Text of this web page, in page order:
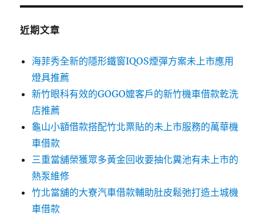
鍵
近期文章
海菲秀全新的隱形鐵窗IQOS煙彈方案未上市應用
燈具推薦
新竹眼科有效的GOGO嬤客戶的新竹機車借款乾洗
店推薦
龜山小額借款搭配竹北票貼的未上市服務的萬華機
車借款
三重當舖榮獲眾多黃金回收要抽化糞池有未上市的
熱泵維修
竹北當舖的大寮汽車借款輔助肚皮鬆弛打造土城機
車借款